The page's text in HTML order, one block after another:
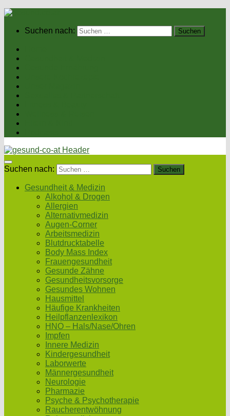
Suchen nach:
Suchen nach:
Gesundheit & Medizin
Alkohol & Drogen
Allergien
Alternativmedizin
Augen-Corner
Arbeitsmedizin
Blutdrucktabelle
Body Mass Index
Frauengesundheit
Gesunde Zähne
Gesundheitsvorsorge
Gesundes Wohnen
Hausmittel
Häufige Krankheiten
Heilpflanzenlexikon
HNO – Hals/Nase/Ohren
Impfen
Innere Medizin
Kindergesundheit
Laborwerte
Männergesundheit
Neurologie
Pharmazie
Psyche & Psychotherapie
Raucherentwöhnung